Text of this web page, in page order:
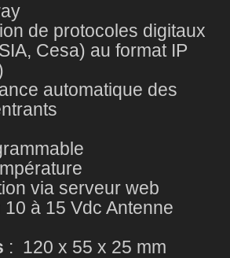
de protocoles digitaux
Cesa) au format IP
automatique des
via serveur web
à 15 Vdc Antenne
: 120 x 55 x 25 mm